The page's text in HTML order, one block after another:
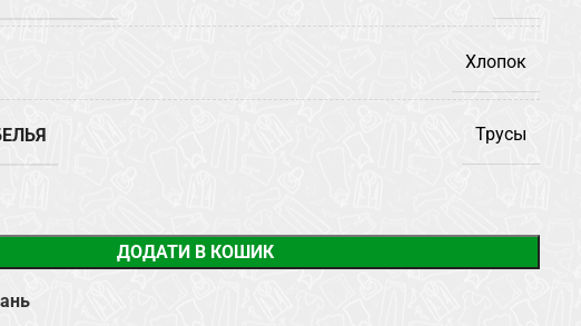
Хлопок
Трусы
ДОДАТИ В КОШИК